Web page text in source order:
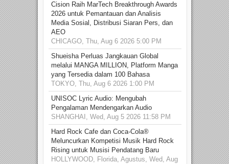
Cision Raih MarTech Breakthrough Awards
2026 untuk Pemantauan dan Analisis
Media Sosial, Distribusi Siaran Pers, dan
AEO
CHICAGO, Thu, Aug 6 2026 5:00 PM
Shueisha Perluas Jangkauan Global
melalui MANGA MILLION, Platform Manga
yang Tersedia dalam 100 Bahasa
TOKYO, Thu, Aug 6 2026 1:00 PM
UNISOC Lyric Audio: Mengubah
Pengalaman Mendengarkan Audio
SHANGHAI, Wed, Aug 5 2026 11:58 PM
Hard Rock Cafe dan Coca-Cola®
Meluncurkan Kompetisi Musik Hard Rock
Rising untuk Musisi Pendatang Baru
HOLLYWOOD, Florida, Agustus, Wed, Aug